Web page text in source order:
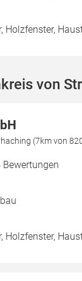
Holzfenster,
von
(7km von
Bewertungen
Holzfenster,